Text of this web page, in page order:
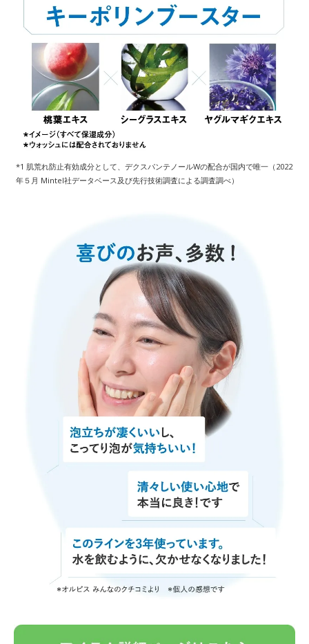
*1 肌荒れ防止有効成分として、デクスパンテノールWの配合が国内で唯一（2022
年５月 Mintel社データベース及び先行技術調査による調査調べ）